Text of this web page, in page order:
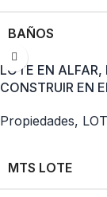
LAVADERO
BAÑOS
MTS
MTS LOTE
GRARAGE
LOTE EN
CONSTRUIR EN
Propiedades,
MTS LOTE